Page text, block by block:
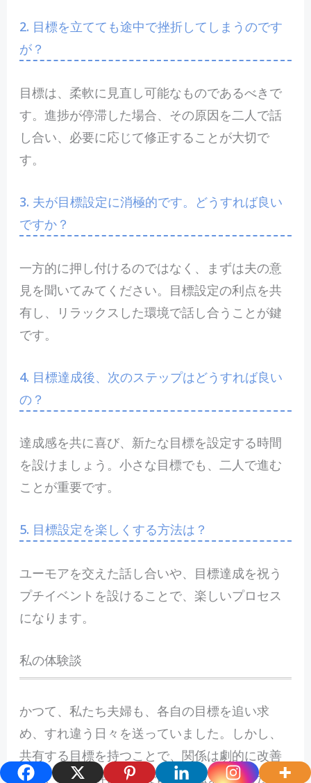
2. 目標を立てても途中で挫折してしまうのです
が？
目標は、柔軟に見直し可能なものであるべきで
す。進捗が停滞した場合、その原因を二人で話
し合い、必要に応じて修正することが大切で
す。
3. 夫が目標設定に消極的です。どうすれば良い
ですか？
一方的に押し付けるのではなく、まずは夫の意
見を聞いてみてください。目標設定の利点を共
有し、リラックスした環境で話し合うことが鍵
です。
4. 目標達成後、次のステップはどうすれば良い
の？
達成感を共に喜び、新たな目標を設定する時間
を設けましょう。小さな目標でも、二人で進む
ことが重要です。
5. 目標設定を楽しくする方法は？
ユーモアを交えた話し合いや、目標達成を祝う
プチイベントを設けることで、楽しいプロセス
になります。
私の体験談
かつて、私たち夫婦も、各自の目標を追い求
め、すれ違う日々を送っていました。しかし、
共有する目標を持つことで、関係は劇的に改善
され、二人の絆は今まで以上に強まりました。